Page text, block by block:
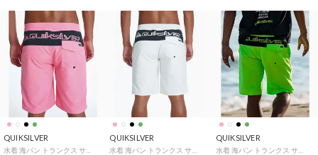
QUIKSILVER QUIKSILVER QUIKSILVER
水着 海パン トランクス サーフパンツ メンズ 速乾【返品不可商品】 （GGY0）